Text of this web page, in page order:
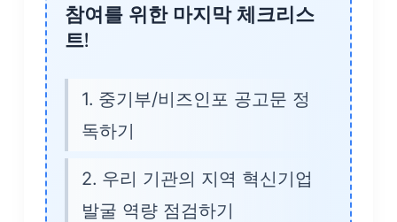
참여를 위한 마지막 체크리스
트!
중기부/비즈인포 공고문 정
독하기
우리 기관의 지역 혁신기업
발굴 역량 점검하기